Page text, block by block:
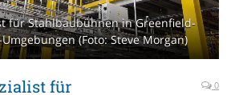
für Stahlbaubühnen in Greenfield-
(Foto: Steve Morgan)
für
0